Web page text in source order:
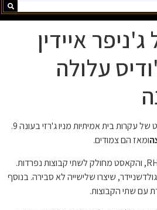
איידין
עלולה
הצטרפה לקאסט של עקרות בית אמיתיות מניו ג'רזי בעונה 9.
ומאז הם צמודים.
אבל הזמנים משתנים ב-RHONJ, והקאסט מחולק לשתי קבוצות נפרדות.
שיצרו שלישייה לא סבירה. בנוסף
עם שתי הקבוצות.